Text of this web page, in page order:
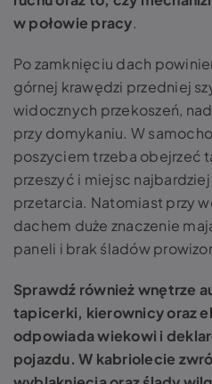
w połowie pracy.
Po zamknięciu dach
górnej krawędzi przedniej
widocznych przekoszeń,
przy domykaniu. W
poszyciem trzeba obejrzeć
przeszyć i miejsc najbardziej
przetarcia. Natomiast przy
dachem duże znaczenie
paneli i brak śladów
Sprawdź również wnętrze
tapicerki, kierownicy oraz
odpowiada wiekowi i
pojazdu. W kabriolecie